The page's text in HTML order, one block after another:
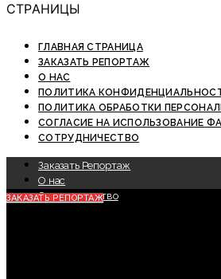
СТРАНИЦЫ
ГЛАВНАЯ СТРАНИЦА
ЗАКАЗАТЬ РЕПОРТАЖ
О НАС
ПОЛИТИКА
ПОЛИТИКА ОБРАБОТКИ
СОГЛАСИЕ НА ИСПОЛЬЗОВАНИЕ
СОТРУДНИЧЕСТВО
Заказать Репортаж
О нас
Сотрудничество
ЗАКАЗАТЬ РЕПОРТАЖ